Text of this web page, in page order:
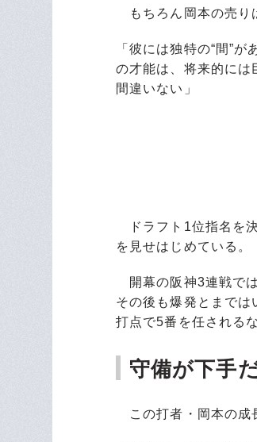
もちろん岡本の売り
「彼には独特の“間”
の才能は、将来的には
間違いない」
ドラフト1位指名を
を見せはじめている。
開幕の阪神3連戦で
その後も爆発とまで
打点で5番を任される
守備が下手
この打者・岡本の成